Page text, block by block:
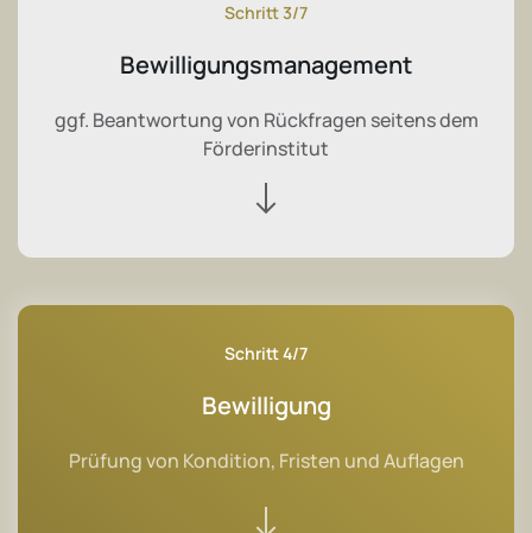
Schritt 3/7
Bewilligungsmanagement
ggf. Beantwortung von Rückfragen seitens dem
Förderinstitut
Schritt 4/7
Bewilligung
Prüfung von Kondition, Fristen und Auflagen